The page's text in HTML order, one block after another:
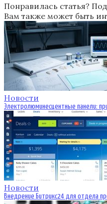
Понравилась статья?
Вам также может быть
Новости
Электролюминесцентные панели:
Новости
Внедрение Битрикс24 для отдела